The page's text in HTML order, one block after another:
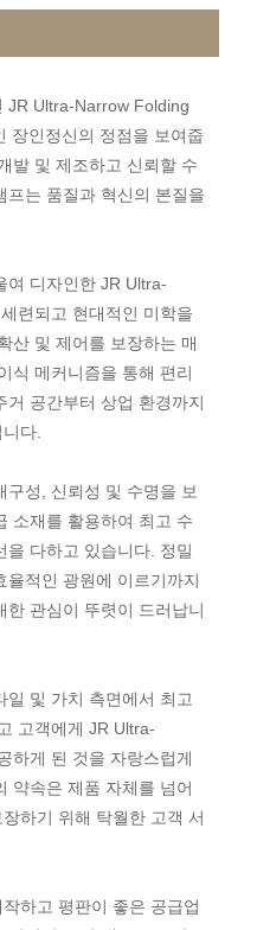
JR Ultra-Narrow Folding
장인정신의 정점을 보여줍
발 및 제조하고 신뢰할 수
프는 품질과 혁신의 본질을
여 디자인한 JR Ultra-
련되고 현대적인 미학을
산 및 제어를 보장하는 매
식 메커니즘을 통해 편리
거 공간부터 상업 환경까지
다.
구성, 신뢰성 및 수명을 보
소재를 활용하여 최고 수
을 다하고 있습니다. 정밀
적인 광원에 이르기까지
한 관심이 뚜렷이 드러납니
일 및 가치 측면에서 최고
고객에게 JR Ultra-
하게 된 것을 자랑스럽게
약속은 제품 자체를 넘어
하기 위해 탁월한 고객 서
하고 평판이 좋은 공급업